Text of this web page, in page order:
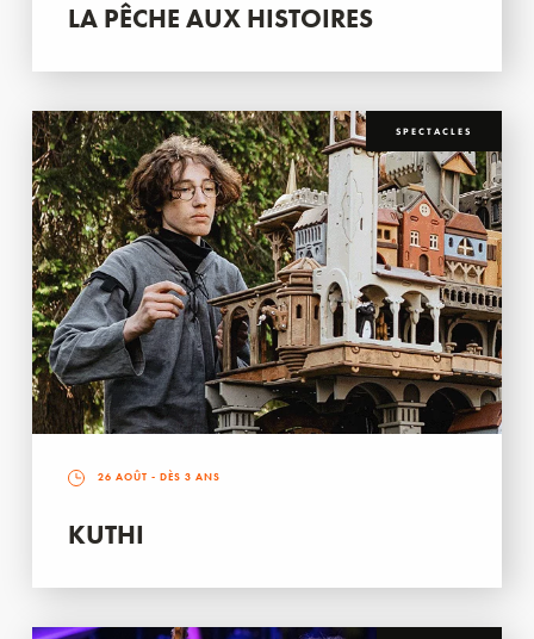
LA PÊCHE AUX HISTOIRES
SPECTACLES
26 AOÛT - DÈS 3 ANS
KUTHI